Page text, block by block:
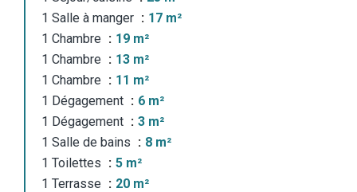
1 Salle à manger
17 m²
1 Chambre
19 m²
1 Chambre
13 m²
1 Chambre
11 m²
1 Dégagement
6 m²
1 Dégagement
3 m²
1 Salle de bains
8 m²
1 Toilettes
5 m²
1 Terrasse
20 m²